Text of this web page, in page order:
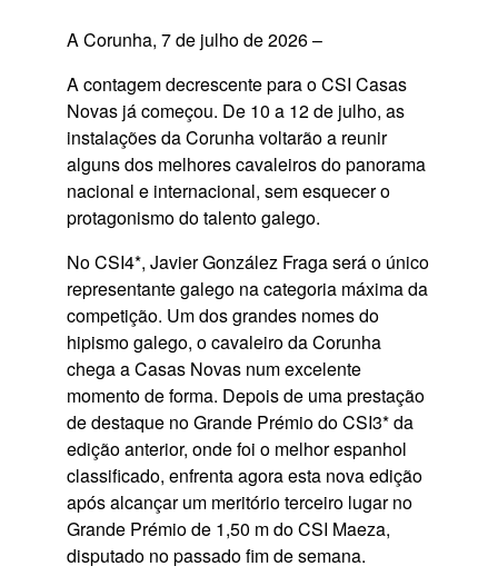
A Corunha, 7 de julho de 2026–
A contagem decrescente para oCSI Casas
Novas já começou. De 10 a 12 de julho, as
instalações da Corunha voltarão a reunir
alguns dos melhores cavaleiros do panorama
nacional e internacional, sem esquecer o
protagonismo do talento galego.
NoCSI4*, Javier González Fragaserá o único
representante galego na categoria máxima da
competição. Um dos grandes nomes do
hipismo galego, o cavaleiro da Corunha
chega a Casas Novas num excelente
momento de forma. Depois de uma prestação
de destaque no Grande Prémio doCSI3* da
edição anterior, onde foi o melhor espanhol
classificado, enfrenta agora esta nova edição
após alcançar um meritório terceiro lugar no
Grande Prémio de 1,50 mdoCSI Maeza,
disputado no passado fim de semana.